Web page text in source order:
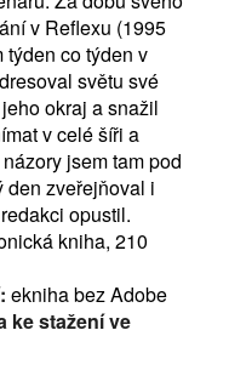
v Reflexu (1995
týden co týden v
světu své
okraj a snažil
v celé šíři a
jsem tam pod
den zveřejňoval i
opustil.
kniha, 210
ekniha bez Adobe
ke stažení ve